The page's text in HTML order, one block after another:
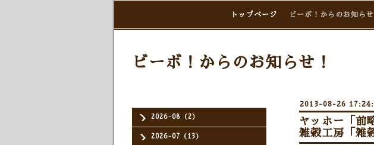
トップページ ビーボ！からのお知らせ
2026-08（2）
2026-07（13）
ビーボ！からのお知らせ！
2013-08-26
ヤッホー「前
雑穀工房「雑